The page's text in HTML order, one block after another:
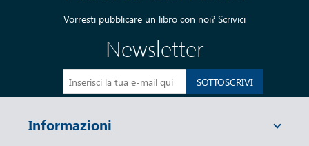
Vorresti pubblicare un libro con noi? Scrivici
Newsletter
SOTTOSCRIVI
Informazioni